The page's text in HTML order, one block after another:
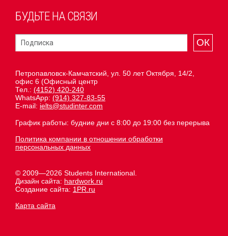
БУДЬТЕ НА СВЯЗИ
ОК
Петропавловск-Камчатский, ул. 50 лет Октября, 14/2,
офис 6 (Офисный центр
Тел.: (4152) 420-240
WhatsApp: (914) 327-83-55
E-mail: ielts@studinter.com
График работы: будние дни с 8:00 до 19:00 без перерыва
Политика компании в отношении обработки
персональных данных
© 2009—2026 Students International.
Дизайн сайта: hardwork.ru
Создание сайта: 1PR.ru
Карта сайта